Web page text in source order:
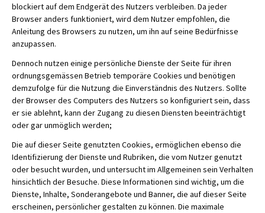
blockiert auf dem Endgerät des Nutzers verbleiben. Da jeder
Browser anders funktioniert, wird dem Nutzer empfohlen, die
Anleitung des Browsers zu nutzen, um ihn auf seine Bedürfnisse
anzupassen.
Dennoch nutzen einige persönliche Dienste der Seite für ihren
ordnungsgemässen Betrieb temporäre Cookies und benötigen
demzufolge für die Nutzung die Einverständnis des Nutzers. Sollte
der Browser des Computers des Nutzers so konfiguriert sein, dass
er sie ablehnt, kann der Zugang zu diesen Diensten beeinträchtigt
oder gar unmöglich werden;
Die auf dieser Seite genutzten Cookies, ermöglichen ebenso die
Identifizierung der Dienste und Rubriken, die vom Nutzer genutzt
oder besucht wurden, und untersucht im Allgemeinen sein Verhalten
hinsichtlich der Besuche. Diese Informationen sind wichtig, um die
Dienste, Inhalte, Sonderangebote und Banner, die auf dieser Seite
erscheinen, persönlicher gestalten zu können. Die maximale